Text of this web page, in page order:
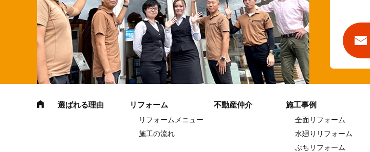
選ばれる理由 リフォーム
リフォームメニュー
施工の流れ
不動産仲介 施工事例
全面リフォーム
水廻りリフォーム
ぷちリフォーム